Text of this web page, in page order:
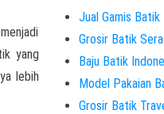
yang
lebih
Jual Gamis Batik
Grosir Batik
Baju Batik
Model Pakaian
Grosir Batik